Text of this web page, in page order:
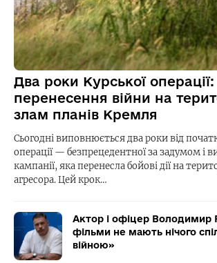
Два роки Курської операції:
перенесення війни на
злам планів Кремля
Сьогодні виповнюється два роки від
операції — безпрецедентної за задумом і
кампанії, яка перенесла бойові дії на
агресора. Цей крок…
Актор і офіцер Володимир
фільми не мають нічого
війною»